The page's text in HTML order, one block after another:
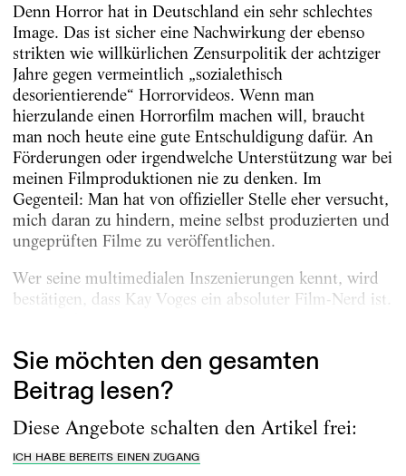
Denn Horror hat in Deutschland ein sehr schlechtes
Image. Das ist sicher eine Nachwirkung der ebenso
strikten wie willkürlichen Zensurpolitik der achtziger
Jahre gegen vermeintlich „sozialethisch
desorientierende“ Horrorvideos. Wenn man
hierzulande einen Horrorfilm machen will, braucht
man noch heute eine gute Entschuldigung dafür. An
Förderungen oder irgendwelche Unterstützung war bei
meinen Filmproduktionen nie zu denken. Im
Gegenteil: Man hat von offizieller Stelle eher versucht,
mich daran zu hindern, meine selbst produzierten und
ungeprüften Filme zu veröffentlichen.
Wer seine multimedialen Inszenierungen kennt, wird
bestätigen, dass Kay Voges ein absoluter Film-Nerd ist.
Sie möchten den gesamten
Beitrag lesen?
Diese Angebote schalten den Artikel frei:
ICH HABE BEREITS EINEN ZUGANG